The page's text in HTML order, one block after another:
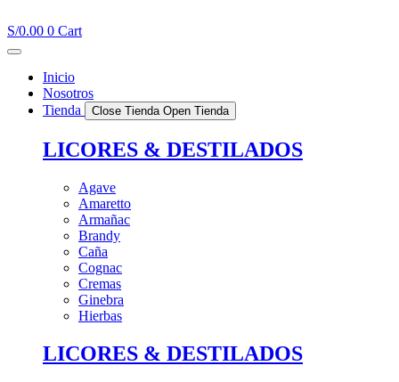
al
contenido
S/0.00 0 Cart
Inicio
Nosotros
Tienda
Close Tienda Open Tienda
LICORES & DESTILADOS
Agave
Amaretto
Armañac
Brandy
Caña
Cognac
Cremas
Ginebra
Hierbas
LICORES & DESTILADOS